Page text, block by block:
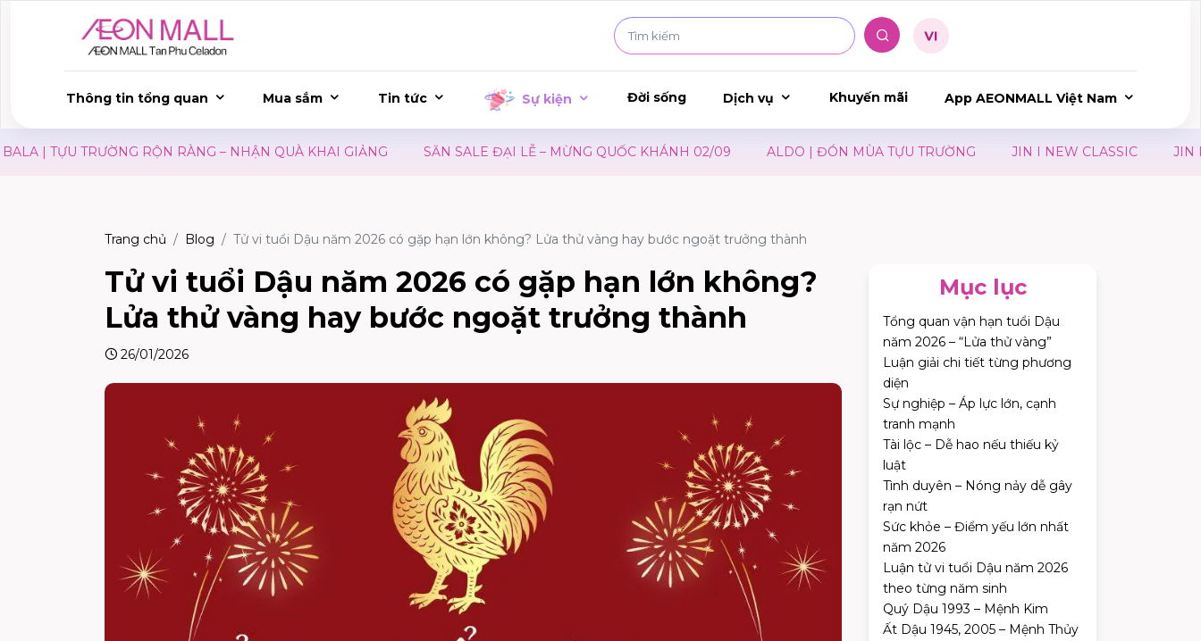
Thông tin tổng quan Mua sắm Tin tức Sự kiện Đời sống Dịch vụ Khuyến mãi App AEONMALL Việt Nam
TRƯỜNG RỘN RÀNG – NHẬN QUÀ KHAI GIẢNG SĂN SALE ĐẠI LỄ – MỪNG QUỐC KHÁNH 02/09 ALDO | ĐÓN MÙA TỰU TRƯỜNG JIN I NEW CLASSIC JIN I YOU
Trang chủ Blog Tử vi tuổi Dậu năm 2026 có gặp hạn lớn không? Lửa thử vàng hay bước ngoặt trưởng thành
Tử vi tuổi Dậu năm 2026 có gặp hạn lớn không?
Lửa thử vàng hay bước ngoặt trưởng thành
26/01/2026
Mục lục
Tổng quan vận hạn tuổi Dậu
năm 2026 – “Lửa thử vàng”
Luận giải chi tiết từng phương
diện
Sự nghiệp – Áp lực lớn, cạnh
tranh mạnh
Tài lộc – Dễ hao nếu thiếu kỷ
luật
Tình duyên – Nóng nảy dễ gây
rạn nứt
Sức khỏe – Điểm yếu lớn nhất
năm 2026
Luận tử vi tuổi Dậu năm 2026
theo từng năm sinh
Quý Dậu 1993 – Mệnh Kim
Ất Dậu 1945, 2005 – Mệnh Thủy